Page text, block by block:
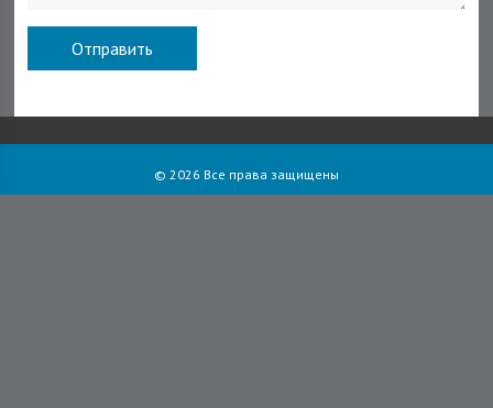
© 2026 Все права защищены